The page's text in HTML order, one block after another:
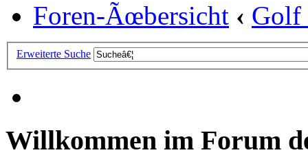
Foren-Ãœbersicht ‹ Golf
Erweiterte Suche
Willkommen im Forum